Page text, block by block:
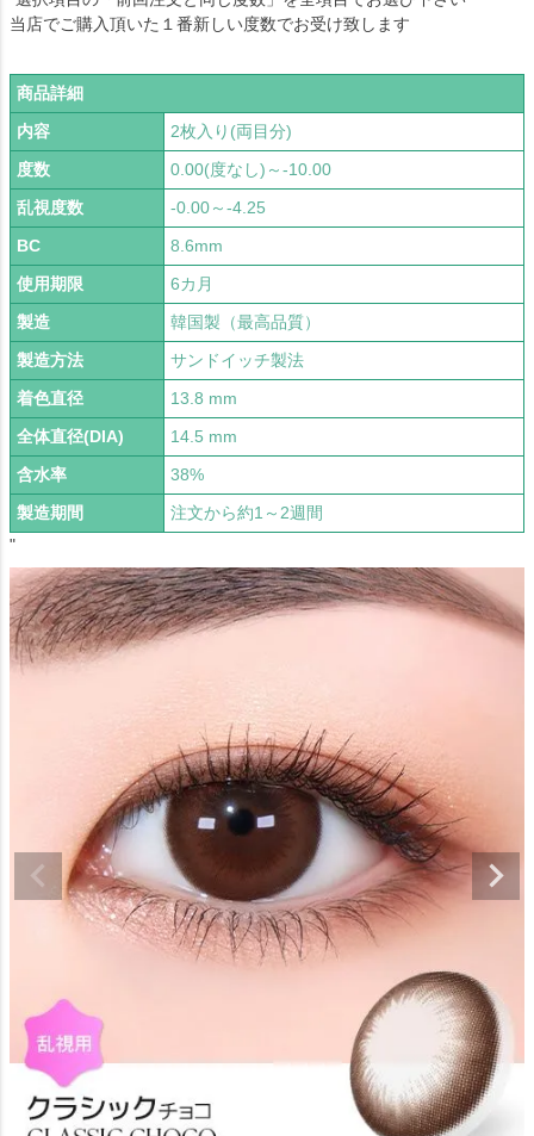
当店でご購入頂いた１番新しい度数でお受け致します
商品詳細
内容
2枚入り(両目分)
度数
0.00(度なし)～-10.00
乱視度数
-0.00～-4.25
BC
8.6mm
使用期限
6カ月
製造
韓国製（最高品質）
製造方法
サンドイッチ製法
着色直径
13.8 mm
全体直径(DIA)
14.5 mm
含水率
38%
製造期間
注文から約1～2週間
"